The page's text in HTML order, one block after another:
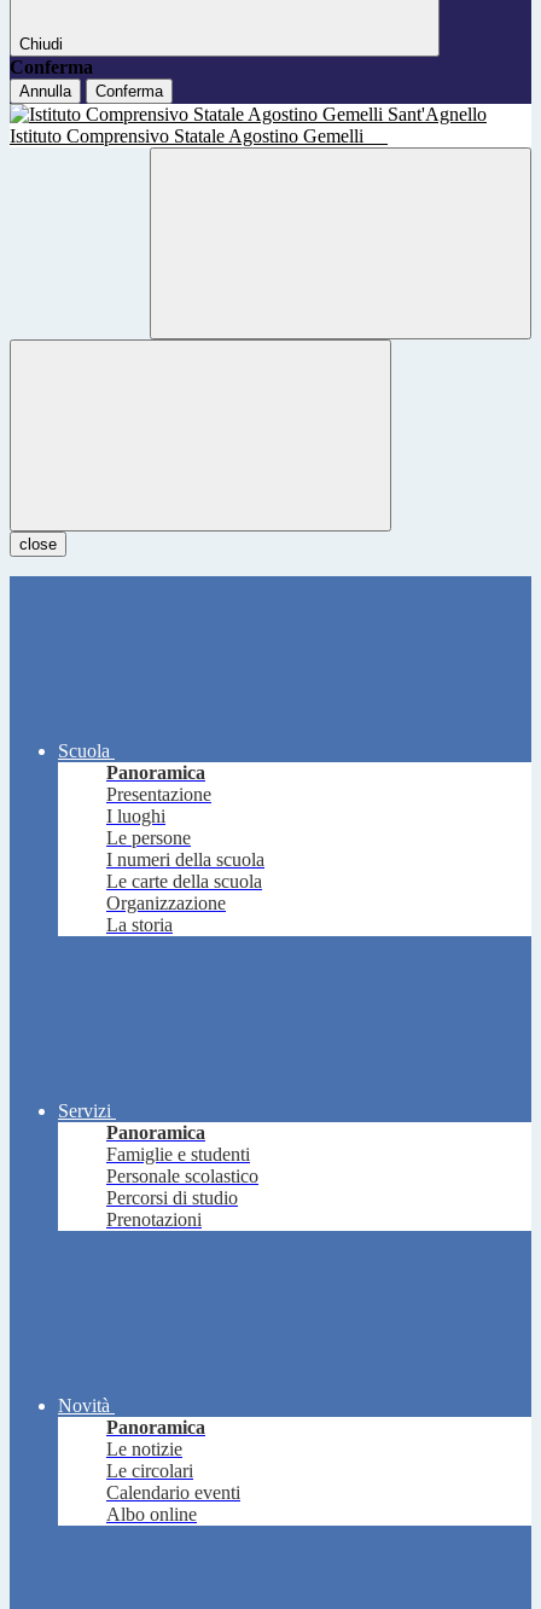
Chiudi
Conferma
Annulla Conferma
Istituto Comprensivo Statale Agostino Gemelli
close
Scuola
Panoramica
Presentazione
I luoghi
Le persone
I numeri della scuola
Le carte della scuola
Organizzazione
La storia
Servizi
Panoramica
Famiglie e studenti
Personale scolastico
Percorsi di studio
Prenotazioni
Novità
Panoramica
Le notizie
Le circolari
Calendario eventi
Albo online